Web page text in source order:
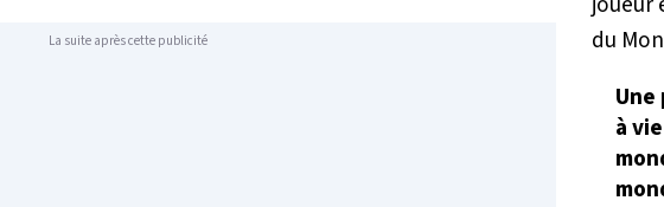
La suite après cette publicité
à